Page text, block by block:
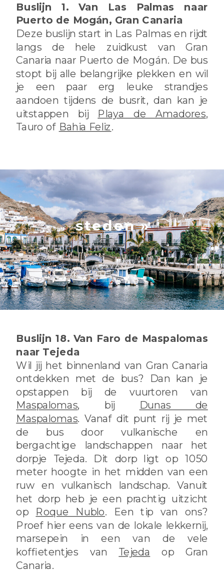
Buslijn 1. Van Las Palmas naar
Puerto de Mogán, Gran Canaria
Deze buslijn start in Las Palmas en rijdt
langs de hele zuidkust van Gran
Canaria naar Puerto de Mogán. De bus
stopt bij alle belangrijke plekken en wil
je een paar erg leuke strandjes
aandoen tijdens de busrit, dan kan je
uitstappen bij Playa de Amadores,
Tauro of Bahia Feliz.
steden »
Buslijn 18. Van Faro de Maspalomas
naar Tejeda
Wil jij het binnenland van Gran Canaria
ontdekken met de bus? Dan kan je
opstappen bij de vuurtoren van
Maspalomas, bij Dunas de
Maspalomas. Vanaf dit punt rij je met
de bus door vulkanische en
bergachtige landschappen naar het
dorpje Tejeda. Dit dorp ligt op 1050
meter hoogte in het midden van een
ruw en vulkanisch landschap. Vanuit
het dorp heb je een prachtig uitzicht
op Roque Nublo. Een tip van ons?
Proef hier eens van de lokale lekkernij,
marsepein in een van de vele
koffietentjes van Tejeda op Gran
Canaria.